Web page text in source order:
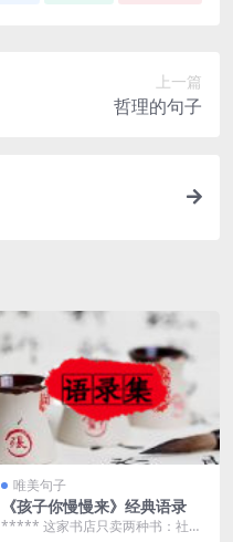
上一篇
哲理的句子
唯美句子
《孩子你慢慢来》经典语录
***** 这家书店只卖两种书：社会